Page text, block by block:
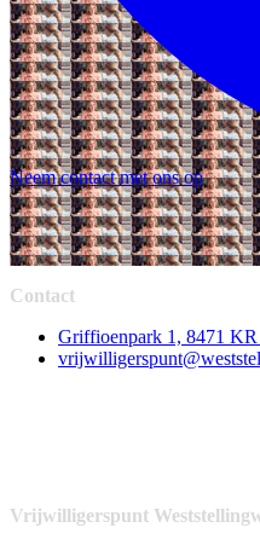
Neem contact met ons op
Contact
Griffioenpark 1, 8471
Vrijwilligerspunt